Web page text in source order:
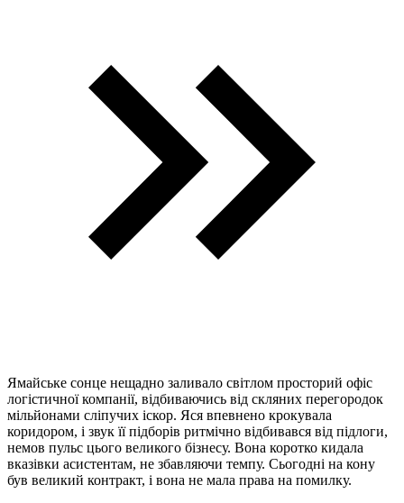
Ямайське сонце нещадно заливало світлом просторий офіс
логістичної компанії, відбиваючись від скляних перегородок
мільйонами сліпучих іскор. Яся впевнено крокувала
коридором, і звук її підборів ритмічно відбивався від підлоги,
немов пульс цього великого бізнесу. Вона коротко кидала
вказівки асистентам, не збавляючи темпу. Сьогодні на кону
був великий контракт, і вона не мала права на помилку.